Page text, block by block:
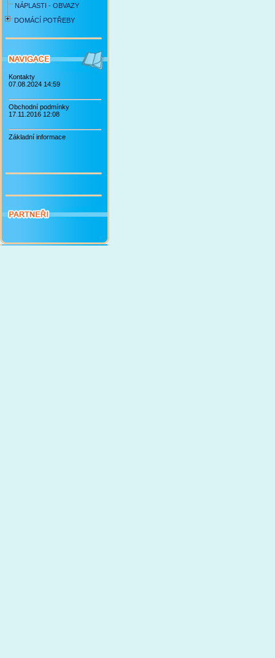
NÁPLASTI - OBVAZY
DOMÁCÍ POTŘEBY
Kontakty
07.08.2024 14:59
Obchodní podmínky
17.11.2016 12:08
Základní informace